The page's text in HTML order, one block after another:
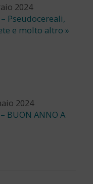
2024
Pseudocereali,
e molto altro »
2024
BUON ANNO A